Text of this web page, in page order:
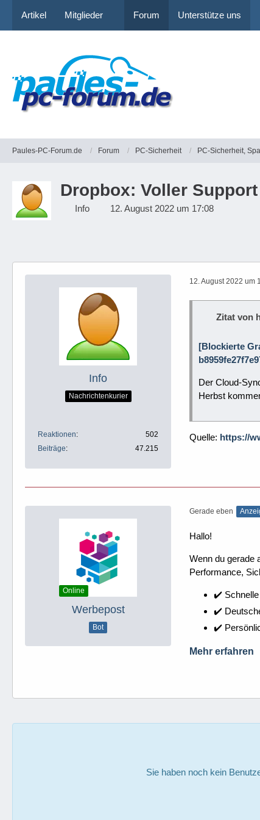
Artikel Mitglieder Forum Unterstütze uns
Paules-PC-Forum.de Forum PC-Sicherheit PC-Sicherheit,
Dropbox: Voller
Info 12. August 2022 um 17:08
Info
Nachrichtenkurier
Reaktionen
502
Beiträge
47.215
12. August 2022 um
Zitat von
[Blockierte
Der Cloud-
Herbst
Quelle: https://
Online
Werbepost
Bot
Gerade eben
Hallo!
Wenn du gerade
Performance,
✔️ Schnelle
✔️
✔️
Mehr erfahren
Sie haben noch kein